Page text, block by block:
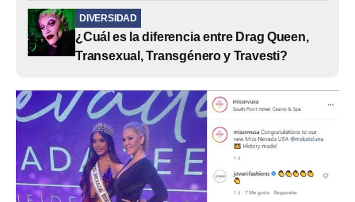
DIVERSIDAD
¿Cuál es la diferencia entre Drag Queen,
Transexual, Transgénero y Travesti?